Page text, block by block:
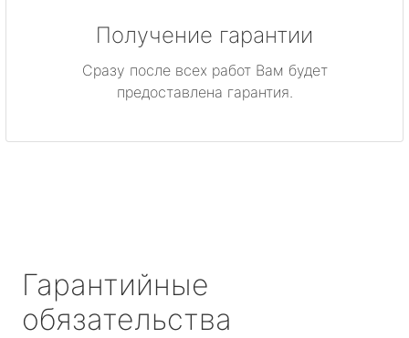
Получение гарантии
Сразу после всех работ Вам будет
предоставлена гарантия.
Гарантийные
обязательства